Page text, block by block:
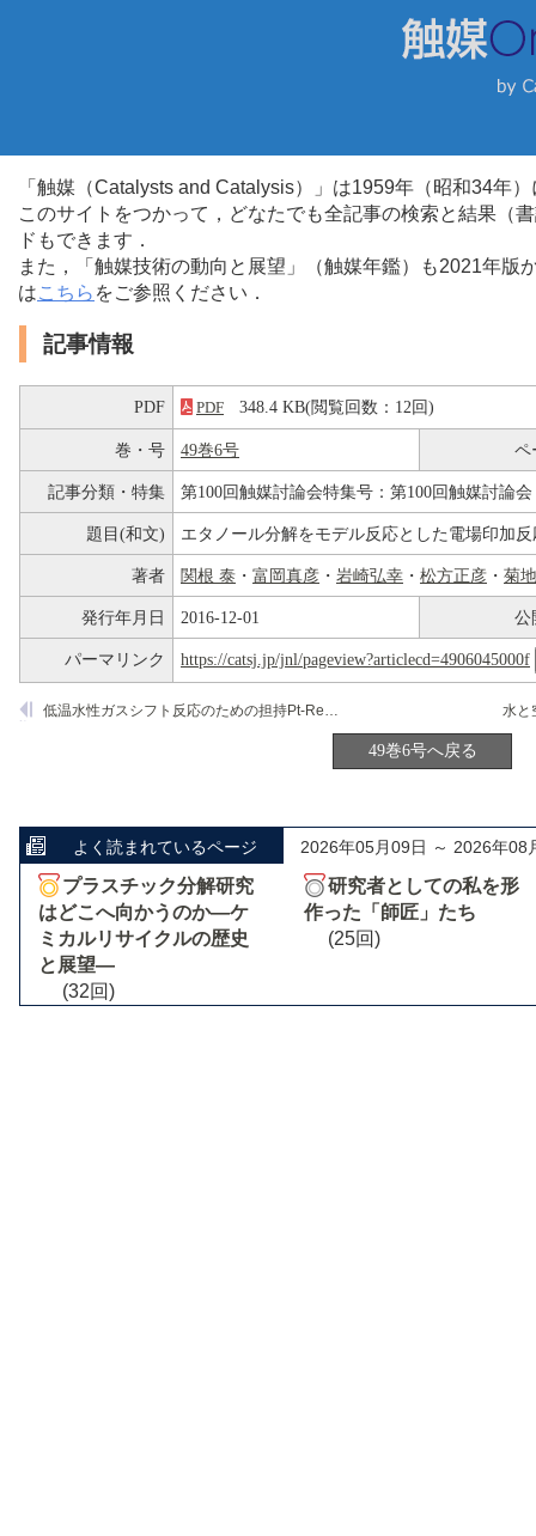
「触媒（Catalysts and Catalysis）」は1959年（昭和34年
このサイトをつかって，どなたでも全記事の検索と結果（
ドもできます．
また，「触媒技術の動向と展望」（触媒年鑑）も2021年
はこちら をご参照ください．
記事情報
PDF PDF 348.4 KB(閲覧回数：12回)
巻・号 49巻6号 ペ
記事分類・特集 第100回触媒討論会特集号：第100回触媒討論会
題目(和文) エタノール分解をモデル反応とした電場印加
著者 関根 泰 ・ 富岡真彦 ・ 岩崎弘幸 ・ 松方正彦 ・ 菊
発行年月日 2016-12-01 公
パーマリンク https://catsj.jp/jnl/pageview?articlecd=4906045000f
低温水性ガスシフト反応のための担持Pt-Re触媒の起動停止操作における劣化挙動と担体効果
49巻6号へ戻る
よく読まれているページ 2026年05月09日 ～ 2026年08
プラスチック分解研究
はどこへ向かうのか―ケ
ミカルリサイクルの歴史
と展望―
(32回)
研究者としての私を形
作った「師匠」たち
(25回)